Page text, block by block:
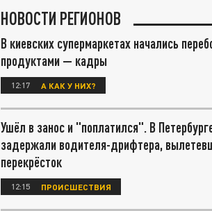
НОВОСТИ РЕГИОНОВ
В киевских супермаркетах начались
продуктами — кадры
12:17 А КАК У НИХ?
Ушёл в занос и "поплатился". В
задержали водителя-дрифтера,
перекрёсток
12:15 ПРОИСШЕСТВИЯ